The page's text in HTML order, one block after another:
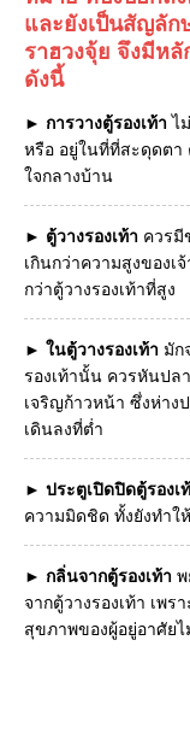
และยังเป็นสัญลั
ราฮวงจุ้ย จึงมีหลั
ดังนี้
► การวางตู้รองเท้า ไ
หรือ อยู่ในที่ที่สะดุดตา
ใจกลางบ้าน
► ตู้วางรองเท้า ควรมี
เกินกว่าความสูงของเ
กว่าตู้วางรองเท้าที่สูง
► ในตู้วางรองเท้า มัก
รองเท้านั้น ควรหันปล
เจริญก้าวหน้า ซึ่งห่าง
เดินลงที่ต่ำ
► ประตูเปิดปิดตู้รองเ
ความมิดชิด ทั้งยังทำใ
► กลิ่นจากตู้รองเท้า
จากตู้วางรองเท้า เพ
สุขภาพของผู้อยู่อาศัย